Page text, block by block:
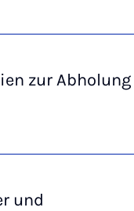
zur Abholung
und